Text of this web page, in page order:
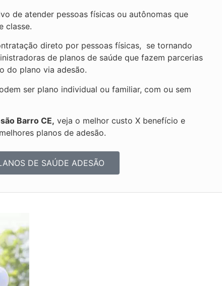
de atender pessoas físicas ou autônomas que
classe.
direto por pessoas físicas, se tornando
de planos de saúde que fazem parcerias
do plano via adesão.
ser plano individual ou familiar, com ou sem
Barro CE, veja o melhor custo X benefício e
planos de adesão.
DE SAÚDE ADESÃO